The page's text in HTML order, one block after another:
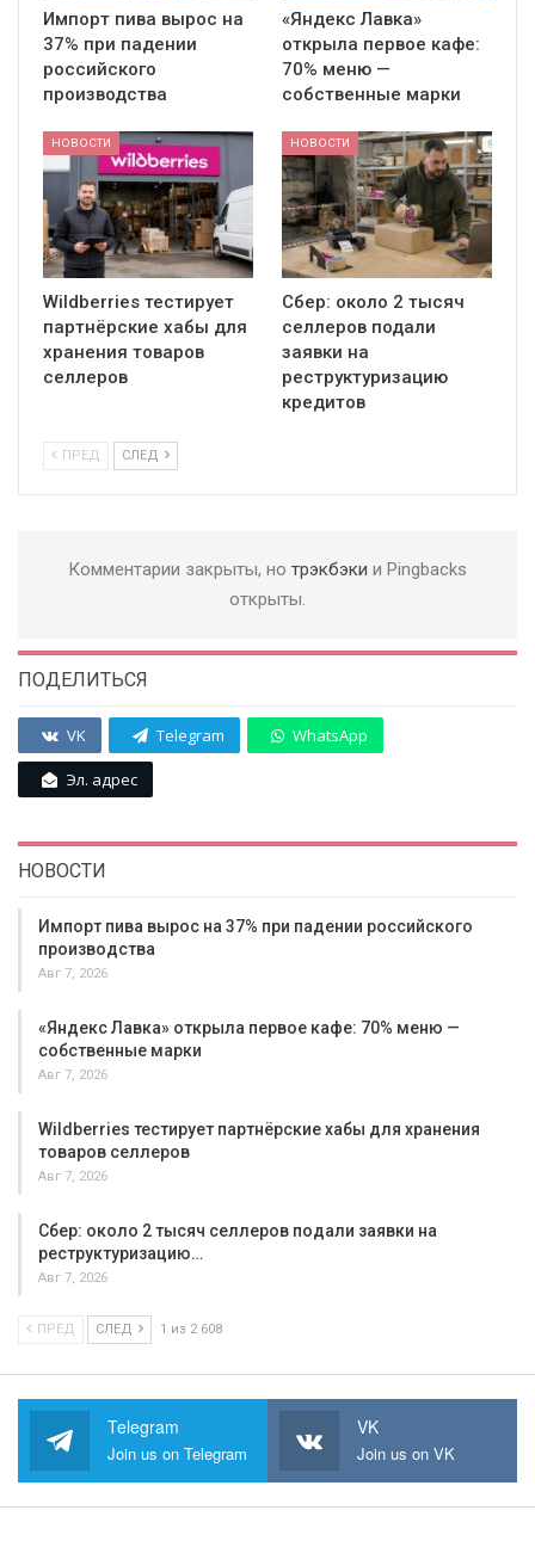
Импорт пива вырос на
37% при падении
российского
производства
«Яндекс Лавка»
открыла первое кафе:
70% меню —
собственные марки
НОВОСТИ
Wildberries тестирует
партнёрские хабы для
хранения товаров
селлеров
НОВОСТИ
Сбер: около 2 тысяч
селлеров подали
заявки на
реструктуризацию
кредитов
ПРЕД СЛЕД
Комментарии закрыты, но трэкбэки и Pingbacks
открыты.
ПОДЕЛИТЬСЯ
VK Telegram WhatsApp
Эл. адрес
НОВОСТИ
Импорт пива вырос на 37% при падении российского
производства
Авг 7, 2026
«Яндекс Лавка» открыла первое кафе: 70% меню —
собственные марки
Авг 7, 2026
Wildberries тестирует партнёрские хабы для хранения
товаров селлеров
Авг 7, 2026
Сбер: около 2 тысяч селлеров подали заявки на
реструктуризацию…
Авг 7, 2026
ПРЕД СЛЕД 1 из 2 608
Telegram
Join us on Telegram
VK
Join us on VK